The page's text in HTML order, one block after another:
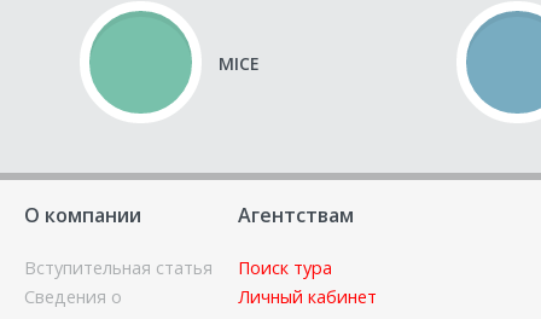
MICE
О компании
Вступительная статья
Сведения о
Агентствам
Поиск тура
Личный кабинет